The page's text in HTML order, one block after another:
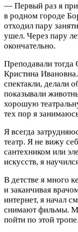
— Первый раз я
в родном городе
отходил пару
ушел. Через пару
окончательно.
Преподавали
Кристина
спектакли, делали
показывали
хорошую
тех пор я
Я всегда
театр. Я не вижу
сантехником или
искусств, я
В детстве я много
и заканчивая
интернет, я начал
снимают фильмы.
пойти по этой тропе.